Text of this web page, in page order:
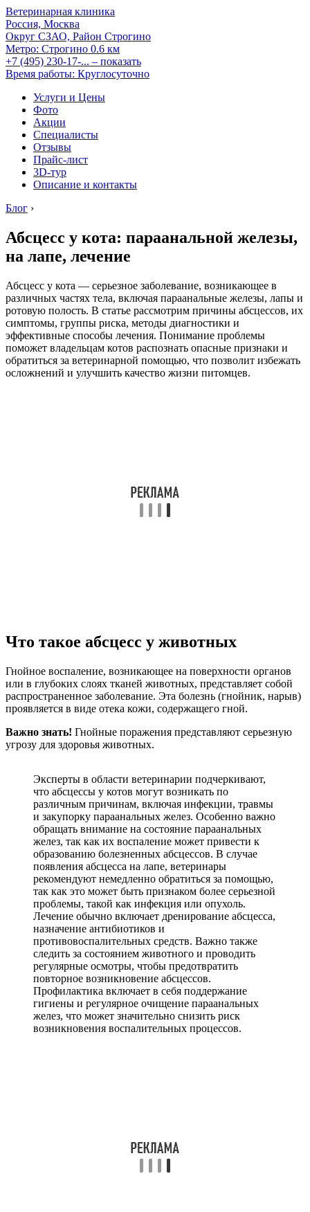
Ветеринарная клиника
Россия, Москва
Округ СЗАО, Район Строгино
Метро: Строгино 0.6 км
+7 (495) 230-17-... – показать
Время работы: Круглосуточно
Услуги и Цены
Фото
Акции
Специалисты
Отзывы
Прайс-лист
3D-тур
Описание и контакты
Блог ›
Абсцесс у кота: параанальной железы,
на лапе, лечение
Абсцесс у кота — серьезное заболевание, возникающее в
различных частях тела, включая параанальные железы, лапы и
ротовую полость. В статье рассмотрим причины абсцессов, их
симптомы, группы риска, методы диагностики и
эффективные способы лечения. Понимание проблемы
поможет владельцам котов распознать опасные признаки и
обратиться за ветеринарной помощью, что позволит избежать
осложнений и улучшить качество жизни питомцев.
Что такое абсцесс у животных
Гнойное воспаление, возникающее на поверхности органов
или в глубоких слоях тканей животных, представляет собой
распространенное заболевание. Эта болезнь (гнойник, нарыв)
проявляется в виде отека кожи, содержащего гной.
Важно знать! Гнойные поражения представляют серьезную
угрозу для здоровья животных.
Эксперты в области ветеринарии подчеркивают,
что абсцессы у котов могут возникать по
различным причинам, включая инфекции, травмы
и закупорку параанальных желез. Особенно важно
обращать внимание на состояние параанальных
желез, так как их воспаление может привести к
образованию болезненных абсцессов. В случае
появления абсцесса на лапе, ветеринары
рекомендуют немедленно обратиться за помощью,
так как это может быть признаком более серьезной
проблемы, такой как инфекция или опухоль.
Лечение обычно включает дренирование абсцесса,
назначение антибиотиков и
противовоспалительных средств. Важно также
следить за состоянием животного и проводить
регулярные осмотры, чтобы предотвратить
повторное возникновение абсцессов.
Профилактика включает в себя поддержание
гигиены и регулярное очищение параанальных
желез, что может значительно снизить риск
возникновения воспалительных процессов.